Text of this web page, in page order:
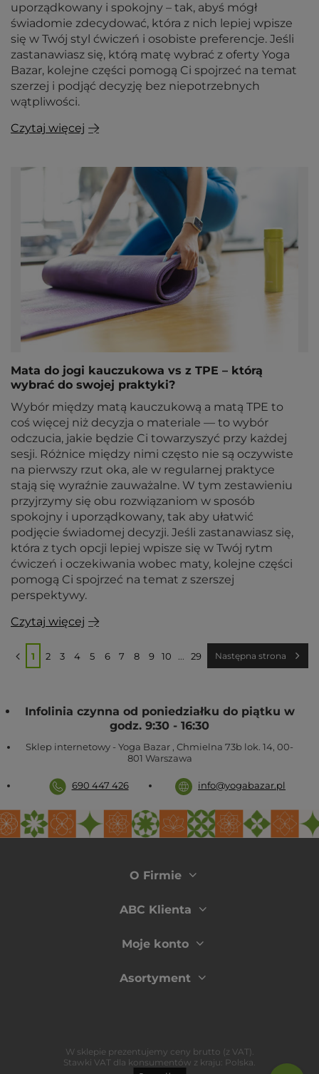
uporządkowany i spokojny – tak, abyś mógł
świadomie zdecydować, która z nich lepiej wpisze
się w Twój styl ćwiczeń i osobiste preferencje. Jeśli
zastanawiasz się, którą matę wybrać z oferty Yoga
Bazar, kolejne części pomogą Ci spojrzeć na temat
szerzej i podjąć decyzję bez niepotrzebnych
wątpliwości.
Czytaj więcej
Mata do jogi kauczukowa vs z TPE – którą
wybrać do swojej praktyki?
Wybór między matą kauczukową a matą TPE to
coś więcej niż decyzja o materiale — to wybór
odczucia, jakie będzie Ci towarzyszyć przy każdej
sesji. Różnice między nimi często nie są oczywiste
na pierwszy rzut oka, ale w regularnej praktyce
stają się wyraźnie zauważalne. W tym zestawieniu
przyjrzymy się obu rozwiązaniom w sposób
spokojny i uporządkowany, tak aby ułatwić
podjęcie świadomej decyzji. Jeśli zastanawiasz się,
która z tych opcji lepiej wpisze się w Twój rytm
ćwiczeń i oczekiwania wobec maty, kolejne części
pomogą Ci spojrzeć na temat z szerszej
perspektywy.
Czytaj więcej
1 2 3 4 5 6 7 8 9 10 ... 29 Następna strona
Infolinia czynna od poniedziałku do piątku w
godz. 9:30 - 16:30
Sklep internetowy - Yoga Bazar , Chmielna 73b lok. 14, 00-
801 Warszawa
690 447 426 info@yogabazar.pl
O Firmie
ABC Klienta
Moje konto
Asortyment
W sklepie prezentujemy ceny brutto (z VAT).
Stawki VAT dla konsumentów z kraju: Polska.